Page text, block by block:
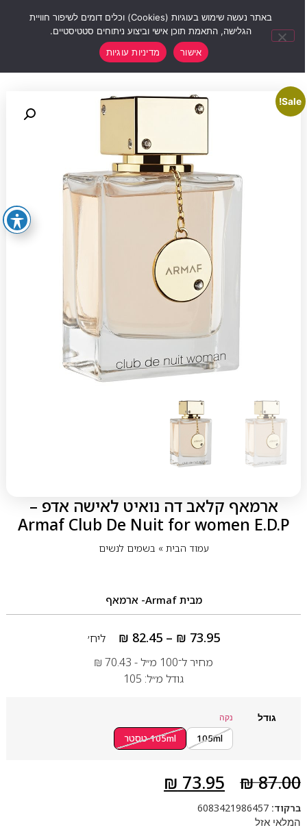
Sale!
ארמאף קלאב דה נואיט לאישה אדפ –
Armaf Club De Nuit for women E.D.P
עמוד הבית» בשמים לנשים
מבית Armaf- ארמאף
₪ 73.95
–
₪ 82.45
ליח׳
מחיר ל־100 מ״ל -
₪ 70.43
גודל מ״ל: 105
גודל נקה
105ml 105ml טסטר
₪87.00
₪ 73.95
ברקוד: 6083421986457
המלאי אזל
באתר נעשה שימוש בעוגיות (Cookies) וכלים דומים לשיפור חוויית
הגלישה, התאמת תוכן אישי וביצוע ניתוחים סטטיסטיים.
אישור
מדיניות עוגיות